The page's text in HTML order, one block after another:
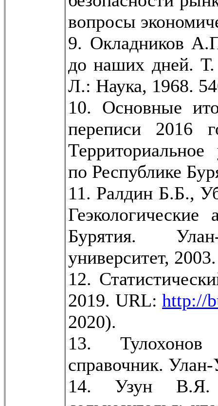
вопросы
9. Окладников
до наших дней. Т.
Л.: Наука, 1968.
10. Основные
переписи 2016
Территориальное
по Республике
11. Ралдин Б.Б.,
Геэкологические
Бурятия.
университет, 2003.
12.
2019. URL:http://
2020).
13. Тулохонов
справочник.
14. Узун В.Я.